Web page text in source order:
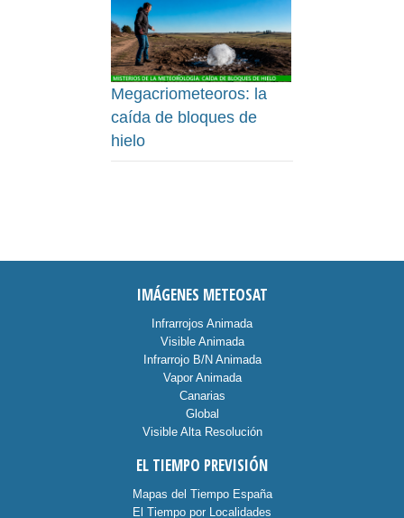
Megacriometeoros: la
caída de bloques de
hielo
IMÁGENES METEOSAT
Infrarrojos Animada
Visible Animada
Infrarrojo B/N Animada
Vapor Animada
Canarias
Global
Visible Alta Resolución
EL TIEMPO PREVISIÓN
Mapas del Tiempo España
El Tiempo por Localidades